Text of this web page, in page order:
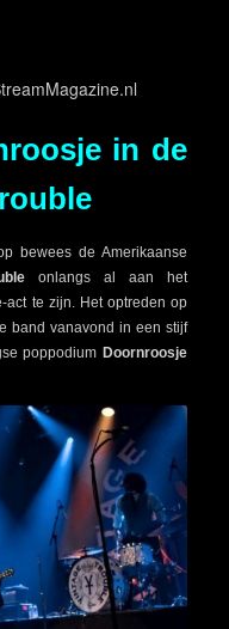
in de
bewees de Amerikaanse
onlangs al aan het
act te zijn. Het optreden op
band vanavond in een stijf
poppodium Doornroosje